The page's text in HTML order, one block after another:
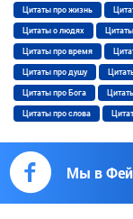
Цитаты про жизнь
Цитаты о людях
Цитаты про время
Цитаты про душу
Цитаты про Бога
Цитаты про слова
Мы в